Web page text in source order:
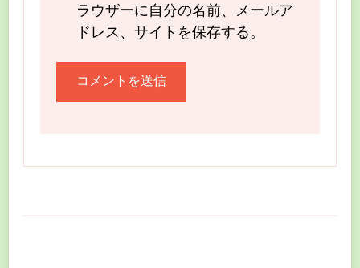
ラウザーに自分の名前、メールア
ドレス、サイトを保存する。